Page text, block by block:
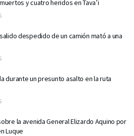
y cuatro heridos en Tava’i
despedido de un camión mató a una
durante un presunto asalto en la ruta
la avenida General Elizardo Aquino por
Luque